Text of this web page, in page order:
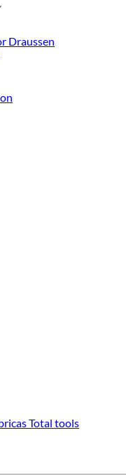
más tú.
estamos aquí para hacer
tenemos para ofrecerte en
y Bases de Cama en
tus proyectos y
lo que tenemos para
y Bases de Cama en
de renovación y
Draussen
Total tools